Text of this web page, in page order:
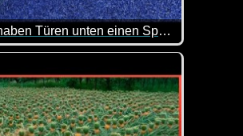
Warum haben Türen unten einen Spalt und 9 Dinge, die du noch nicht weißt
du mal wieder was lernen. Das ist